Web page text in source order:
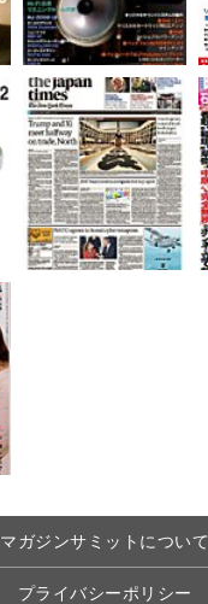
マガジンサミットについて
プライバシーポリシー